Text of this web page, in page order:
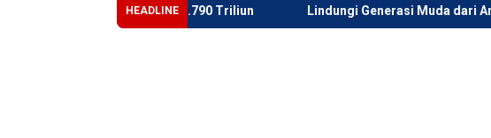
HEADLINE
Kembalikan Rp1.790 Triliun Lindungi Generasi Muda dari Ancaman